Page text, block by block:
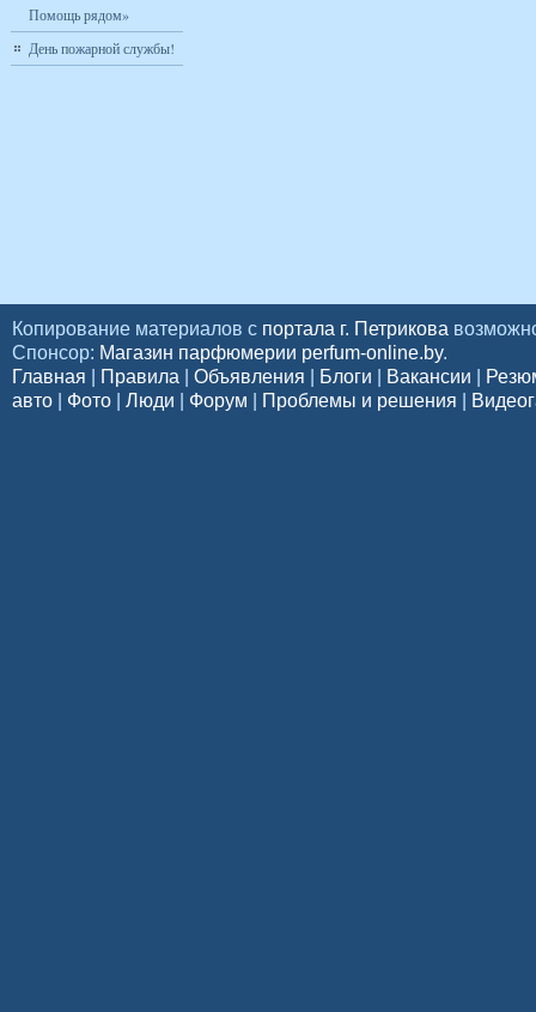
Помощь рядом»
День пожарной службы!
Копирование материалов с портала г. Петрикова
Спонсор: Магазин парфюмерии perfum-online.by.
Главная | Правила | Объявления | Блоги | Вакансии |
авто | Фото | Люди | Форум | Проблемы и решения |